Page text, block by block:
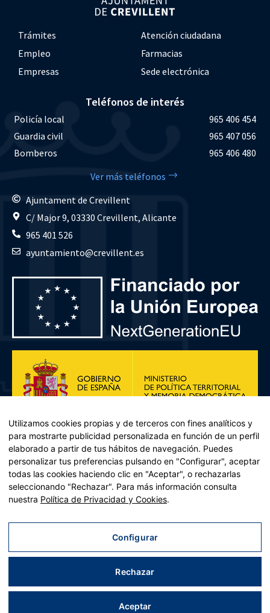
Trámites
Atención ciudadana
Empleo
Farmacias
Empresas
Sede electrónica
Teléfonos de interés
Policía local
965 406 454
Guardia civil
965 407 056
Bomberos
965 406 480
Ver más teléfonos
Ajuntament de Crevillent
C/ Major 9, 03330 Crevillent, Alicante
965 401 526
ayuntamiento@crevillent.es
Plan de Recuperación, Transformación y Resiliencia – Financiado por
Recuperación y resiliencia, establecido por el Reglamento (UE)
2021/241 del Parlamento Europeo y del Consejo, de 12 de febrero
Aviso legal|Política de privacidad|Política de cookies|Accesibilidad|Mapa web
| Desarrollado porTrestristes
Utilizamos cookies propias y de terceros con fines analíticos y
para mostrarte publicidad personalizada en función de un perfil
elaborado a partir de tus hábitos de navegación. Puedes
personalizar tus preferencias pulsando en "Configurar", aceptar
todas las cookies haciendo clic en "Aceptar", o rechazarlas
seleccionando "Rechazar". Para más información consulta
nuestra Política de Privacidad y Cookies.
Configurar
Rechazar
Aceptar